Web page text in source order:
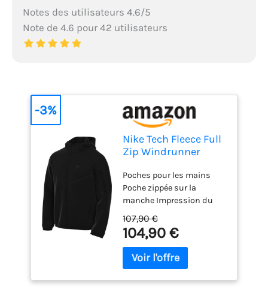
Notes des utilisateurs 4.6/5
Note de 4.6 pour 42 utilisateurs
Nike Tech Fleece Full
Zip Windrunner
Homme Black/Black
XL
Poches pour les mains
Poche zippée sur la
manche Impression du
logo Haute qualité
107,90 €
104,90 €
-3%